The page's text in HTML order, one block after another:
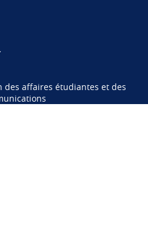
affaires étudiantes et des